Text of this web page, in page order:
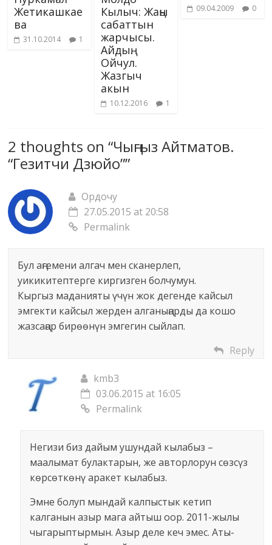
Жетикашкае
ва
31.10.2014 1
Кылыч: Жаңы
сабаттын
жарчысы.
Айдың.
Ойчул.
Жазгыч
акын
10.12.2016 1
09.04.2009 0
2 thoughts on “Чыңгыз Айтматов.
“Гезитчи Дзюйо””
Ордочу
27.05.2015 at 20:58
Permalink
Бул аңгемени алгач мен сканерлеп,
уикикитептерге киргизген болчумун.
Кыргыз маданияты үчүн жок дегенде кайсыл
эмгекти кайсыл жерден алганыңарды да кошо
жазсаңар бирөөнүн эмгегин сыйлап.
Reply
kmb3
03.06.2015 at 16:05
Permalink
Негизи биз дайым ушундай кылабыз –
маалымат булактарын, же авторлорун сөзсүз
көрсөткөнү аракет кылабыз.
Эмне болуп мындай калпыстык кетип
калганын азыр мага айтыш оор. 2011-жылы
чыгарыптырмын. Азыр деле кеч эмес. Аты-